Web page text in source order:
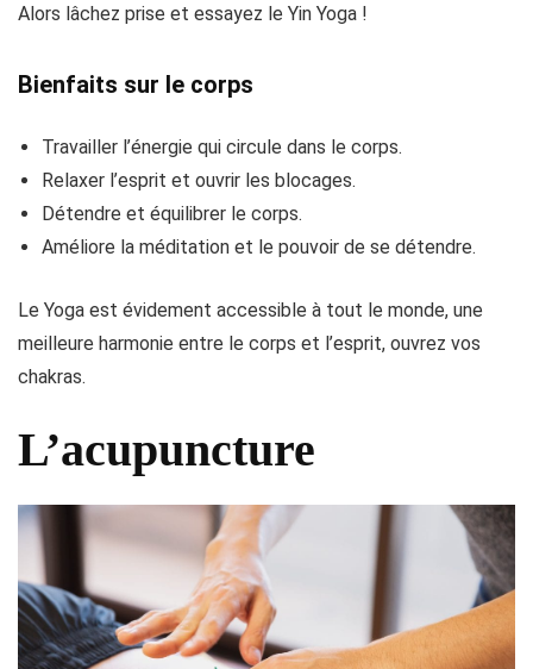
Alors lâchez prise et essayez le Yin Yoga !
Bienfaits sur le corps
Travailler l’énergie qui circule dans le corps.
Relaxer l’esprit et ouvrir les blocages.
Détendre et équilibrer le corps.
Améliore la méditation et le pouvoir de se détendre.
Le Yoga est évidement accessible à tout le monde, une
meilleure harmonie entre le corps et l’esprit, ouvrez vos
chakras.
L’acupuncture